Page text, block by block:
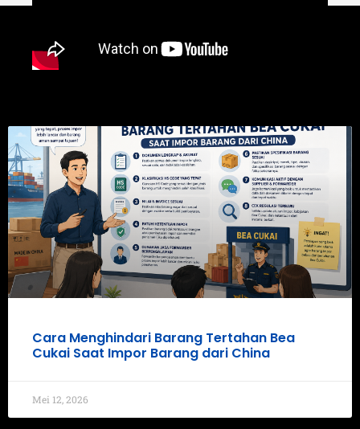
Cara Menghindari Barang Tertahan Bea
Cukai Saat Impor Barang dari China
Mei 12, 2026